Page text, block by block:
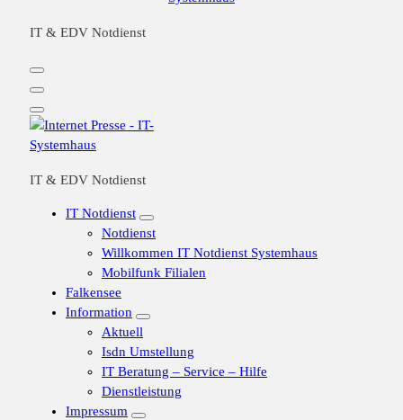
IT & EDV Notdienst
IT & EDV Notdienst
IT Notdienst
Notdienst
Willkommen IT Notdienst Systemhaus
Mobilfunk Filialen
Falkensee
Information
Aktuell
Isdn Umstellung
IT Beratung – Service – Hilfe
Dienstleistung
Impressum